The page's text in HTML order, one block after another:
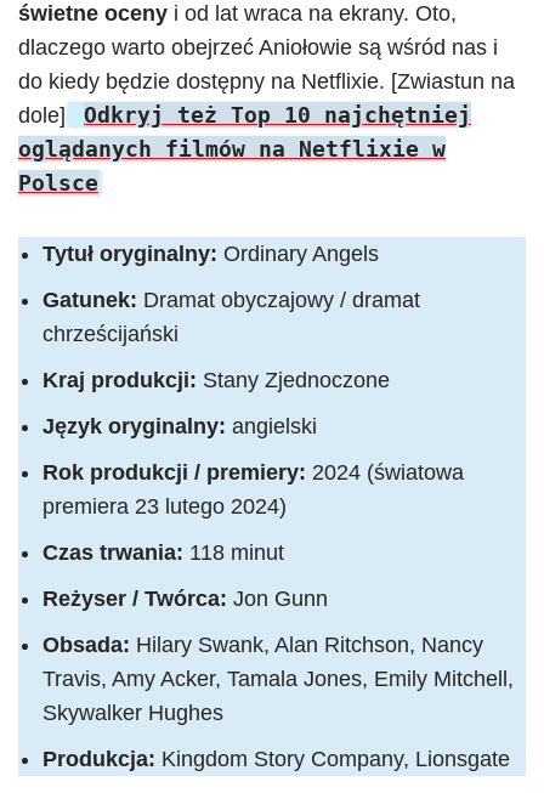
świetne oceny i od lat wraca na ekrany. Oto,
dlaczego warto obejrzeć Aniołowie są wśród nas i
do kiedy będzie dostępny na Netflixie. [Zwiastun na
dole]
Odkryj też Top 10 najchętniej
oglądanych filmów na Netflixie w
Polsce
Tytuł oryginalny: Ordinary Angels
Gatunek: Dramat obyczajowy / dramat
chrześcijański
Kraj produkcji: Stany Zjednoczone
Język oryginalny: angielski
Rok produkcji / premiery: 2024 (światowa
premiera 23 lutego 2024)
Czas trwania: 118 minut
Reżyser / Twórca: Jon Gunn
Obsada: Hilary Swank, Alan Ritchson, Nancy
Travis, Amy Acker, Tamala Jones, Emily Mitchell,
Skywalker Hughes
Produkcja: Kingdom Story Company, Lionsgate